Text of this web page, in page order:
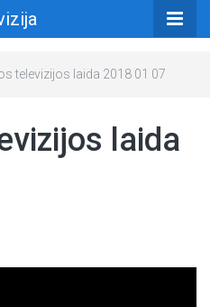
televizijos laida 2018 01 07
laida